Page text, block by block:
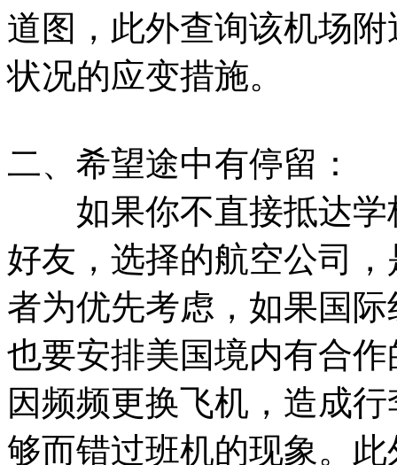
道图，此外查询该机场
状况的应变措施。
二、希望途中有停留：
如果你不直接抵达学
好友，选择的航空公司
者为优先考虑，如果国
也要安排美国境内有合
因频频更换飞机，造成
够而错过班机的现象。